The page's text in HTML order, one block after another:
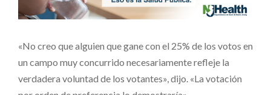
«No creo que alguien que gane con el 25% de los votos en
un campo muy concurrido necesariamente refleje la
verdadera voluntad de los votantes», dijo. «La votación